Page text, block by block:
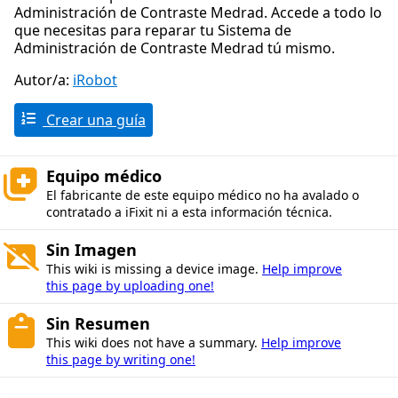
Administración de Contraste Medrad. Accede a todo lo
que necesitas para reparar tu Sistema de
Administración de Contraste Medrad tú mismo.
Autor/a: iRobot
Crear una guía
Equipo médico
El fabricante de este equipo médico no ha avalado o
contratado a iFixit ni a esta información técnica.
Sin Imagen
This wiki is missing a device image. Help improve
this page by uploading one!
Sin Resumen
This wiki does not have a summary. Help improve
this page by writing one!